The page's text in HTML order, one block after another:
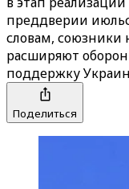
преддверии
словам,
расширяют
поддержку
Поделиться